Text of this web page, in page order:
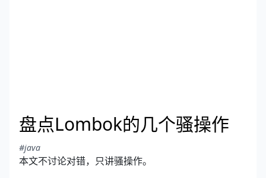
盘点Lombok的几个骚操作
#java
本文不讨论对错，只讲骚操作。